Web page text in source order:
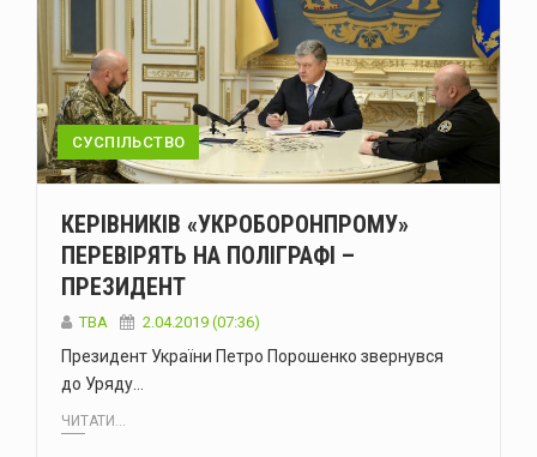
СУСПІЛЬСТВО
КЕРІВНИКІВ «УКРОБОРОНПРОМУ»
ПЕРЕВІРЯТЬ НА ПОЛІГРАФІ –
ПРЕЗИДЕНТ
TBA 2.04.2019 (07:36)
Президент України Петро Порошенко звернувся
до Уряду…
ЧИТАТИ...